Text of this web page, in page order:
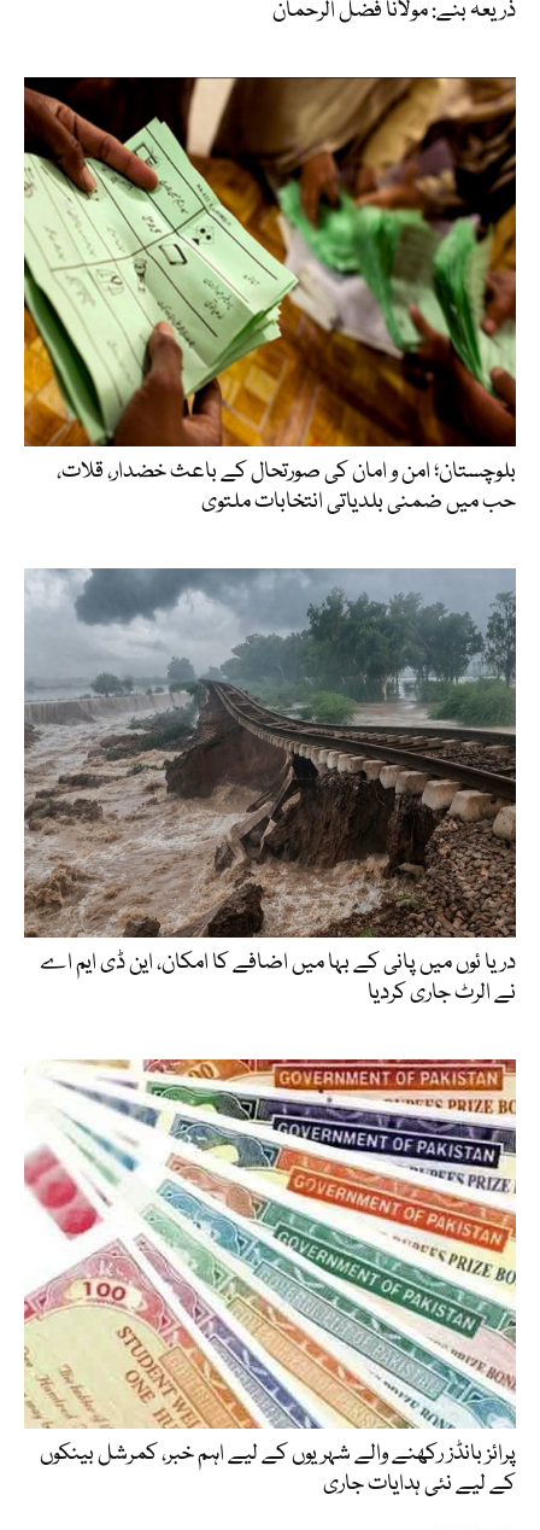
ذریعہ بنے: مولانا فضل الرحمان
بلوچستان؛ امن و امان کی صورتحال کے باعث خضدار، قلات،
حب میں ضمنی بلدیاتی انتخابات ملتوی
دریا ئوں میں پانی کے بہا میں اضافے کا امکان، این ڈی ایم اے
نے الرٹ جاری کردیا
پرائز بانڈز رکھنے والے شہریوں کے لیے اہم خبر، کمرشل بینکوں
کے لیے نئی ہدایات جاری